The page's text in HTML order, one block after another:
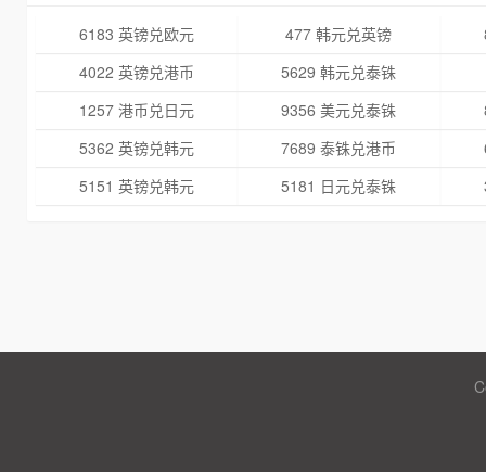
6183 英镑兑欧元 477 韩元兑英镑
4022 英镑兑港币
5629 韩元兑泰铢
1257 港币兑日元
9356 美元兑泰铢
5362 英镑兑韩元
7689 泰铢兑港币
5151 英镑兑韩元
5181 日元兑泰铢